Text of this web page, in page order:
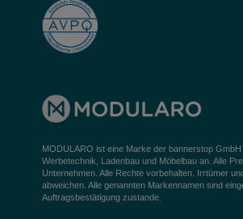
MODULARO ist eine Marke der bannerstop GmbH
Werbetechnik, Ladenbau und Möbelbau an. Alle
Unternehmen. Alle Rechte vorbehalten. Irrtümer
abweichen. Alle genannten Markennamen sind
Auftragsbestätigung zustande.